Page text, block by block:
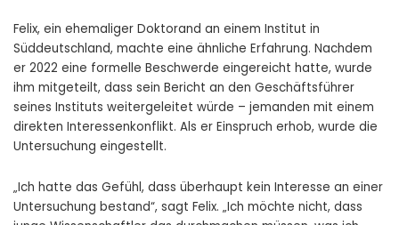
Felix, ein ehemaliger Doktorand an einem Institut in
Süddeutschland, machte eine ähnliche Erfahrung. Nachdem
er 2022 eine formelle Beschwerde eingereicht hatte, wurde
ihm mitgeteilt, dass sein Bericht an den Geschäftsführer
seines Instituts weitergeleitet würde – jemanden mit einem
direkten Interessenkonflikt. Als er Einspruch erhob, wurde die
Untersuchung eingestellt.
„Ich hatte das Gefühl, dass überhaupt kein Interesse an einer
Untersuchung bestand“, sagt Felix. „Ich möchte nicht, dass